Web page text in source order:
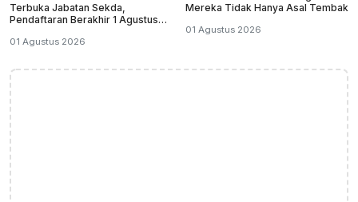
Terbuka Jabatan Sekda,
Pendaftaran Berakhir 1 Agustus
01 Agustus 2026
Mereka Tidak Hanya Asal Tembak
01 Agustus 2026